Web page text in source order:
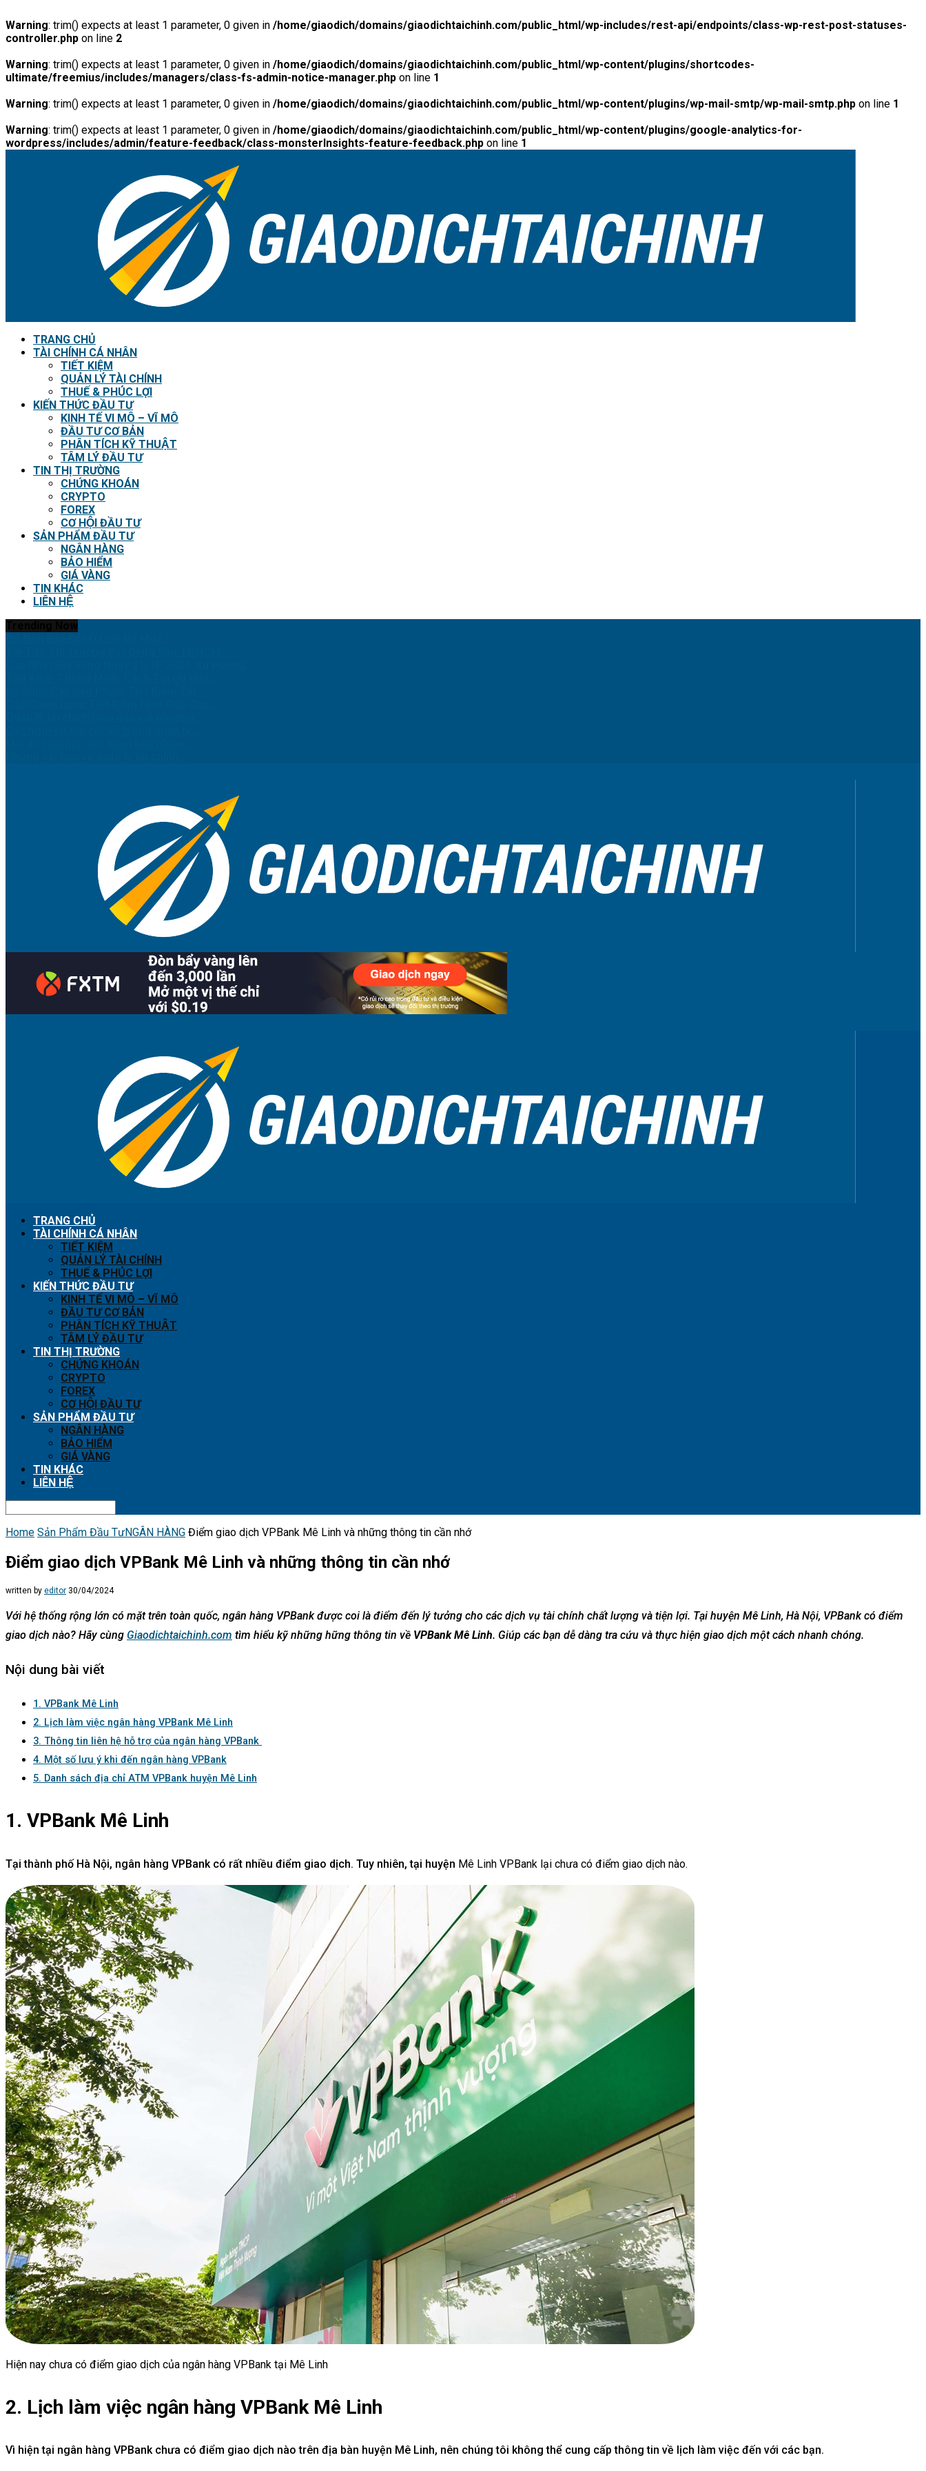
Warning: trim() expects at least 1 parameter, 0 given in /home/giaodich/domains/giaodichtaichinh.com/public_html/wp-includes/rest-api/endpoints/class-wp-rest-post-statuses-
controller.php on line 2
Warning: trim() expects at least 1 parameter, 0 given in /home/giaodich/domains/giaodichtaichinh.com/public_html/wp-content/plugins/shortcodes-
ultimate/freemius/includes/managers/class-fs-admin-notice-manager.php on line 1
Warning: trim() expects at least 1 parameter, 0 given in /home/giaodich/domains/giaodichtaichinh.com/public_html/wp-content/plugins/wp-mail-smtp/wp-mail-smtp.php on line 1
Warning: trim() expects at least 1 parameter, 0 given in /home/giaodich/domains/giaodichtaichinh.com/public_html/wp-content/plugins/google-analytics-for-
wordpress/includes/admin/feature-feedback/class-monsterInsights-feature-feedback.php on line 1
TRANG CHỦ
TÀI CHÍNH CÁ NHÂN
TIẾT KIỆM
QUẢN LÝ TÀI CHÍNH
THUẾ & PHÚC LỢI
KIẾN THỨC ĐẦU TƯ
KINH TẾ VI MÔ – VĨ MÔ
ĐẦU TƯ CƠ BẢN
PHÂN TÍCH KỸ THUẬT
TÂM LÝ ĐẦU TƯ
TIN THỊ TRƯỜNG
CHỨNG KHOÁN
CRYPTO
FOREX
CƠ HỘI ĐẦU TƯ
SẢN PHẨM ĐẦU TƯ
NGÂN HÀNG
BẢO HIỂM
GIÁ VÀNG
TIN KHÁC
LIÊN HỆ
TRANG CHỦ
TÀI CHÍNH CÁ NHÂN
TIẾT KIỆM
QUẢN LÝ TÀI CHÍNH
THUẾ & PHÚC LỢI
KIẾN THỨC ĐẦU TƯ
KINH TẾ VI MÔ – VĨ MÔ
ĐẦU TƯ CƠ BẢN
PHÂN TÍCH KỸ THUẬT
TÂM LÝ ĐẦU TƯ
TIN THỊ TRƯỜNG
CHỨNG KHOÁN
CRYPTO
FOREX
CƠ HỘI ĐẦU TƯ
SẢN PHẨM ĐẦU TƯ
NGÂN HÀNG
BẢO HIỂM
GIÁ VÀNG
TIN KHÁC
LIÊN HỆ
Home Sản Phẩm Đầu TưNGÂN HÀNG Điểm giao dịch VPBank Mê Linh và những thông tin cần nhớ
Điểm giao dịch VPBank Mê Linh và những thông tin cần nhớ
written by editor 30/04/2024
Với hệ thống rộng lớn có mặt trên toàn quốc, ngân hàng VPBank được coi là điểm đến lý tưởng cho các dịch vụ tài chính chất lượng và tiện lợi. Tại huyện Mê Linh, Hà Nội, VPBank có điểm
giao dịch nào? Hãy cùng Giaodichtaichinh.com tìm hiểu kỹ những hững thông tin về VPBank Mê Linh. Giúp các bạn dễ dàng tra cứu và thực hiện giao dịch một cách nhanh chóng.
Nội dung bài viết
1. VPBank Mê Linh
2. Lịch làm việc ngân hàng VPBank Mê Linh
3. Thông tin liên hệ hỗ trợ của ngân hàng VPBank
4. Một số lưu ý khi đến ngân hàng VPBank
5. Danh sách địa chỉ ATM VPBank huyện Mê Linh
1. VPBank Mê Linh
Tại thành phố Hà Nội, ngân hàng VPBank có rất nhiều điểm giao dịch. Tuy nhiên, tại huyện Mê Linh VPBank lại chưa có điểm giao dịch nào.
Hiện nay chưa có điểm giao dịch của ngân hàng VPBank tại Mê Linh
2. Lịch làm việc ngân hàng VPBank Mê Linh
Vì hiện tại ngân hàng VPBank chưa có điểm giao dịch nào trên địa bàn huyện Mê Linh, nên chúng tôi không thể cung cấp thông tin về lịch làm việc đến với các bạn.